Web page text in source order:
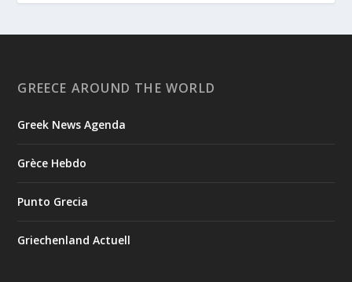
GREECE AROUND THE WORLD
Greek News Agenda
Grèce Hebdo
Punto Grecia
Griechenland Actuell